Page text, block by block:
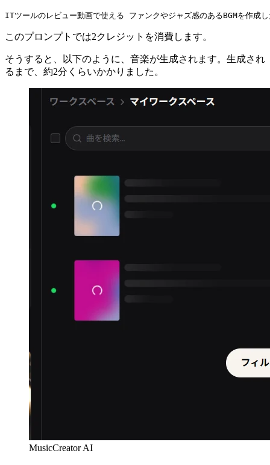
このプロンプトでは2クレジットを消費します。
そうすると、以下のように、音楽が生成されます。生成され
るまで、約2分くらいかかりました。
MusicCreator AI